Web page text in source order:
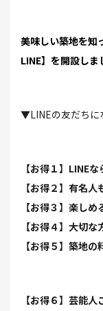
美味しい築地を知
LINE】を開設し
▼LINEの友だちに
【お得１】LINE
【お得２】有名人
【お得３】楽し
【お得４】大切な
【お得５】築地
【お得６】芸能